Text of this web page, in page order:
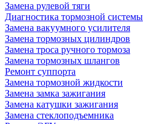
Замена рулевой тяги
Диагностика тормозной системы
Замена вакуумного усилителя
Замена тормозных цилиндров
Замена троса ручного тормоза
Замена тормозных шлангов
Ремонт суппорта
Замена тормозной жидкости
Замена замка зажигания
Замена катушки зажигания
Замена стеклоподъемника